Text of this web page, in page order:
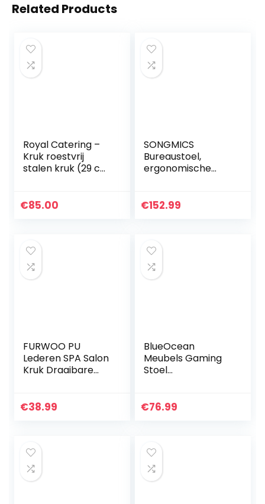
Related Products
Royal Catering –
Kruk roestvrij
stalen kruk (29 cm
en modern) zilver
€85.00
SONGMICS
Bureaustoel,
ergonomische
draaistoel,
verstelbare…
€152.99
FURWOO PU
Lederen SPA Salon
Kruk Draaibare
Kruk Tattoo Taak
€38.99
BlueOcean
Meubels Gaming
Stoel
Executive
Stof…
€76.99